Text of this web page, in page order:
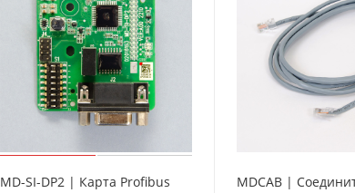
MD-SI-DP2 | Карта Profibus
MDCAB |